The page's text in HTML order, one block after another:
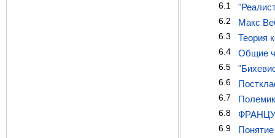
6.1
6.2 Макс
6.3 Теория
6.4 Общие
6.5
6.6
6.7
6.8
6.9 Понятие